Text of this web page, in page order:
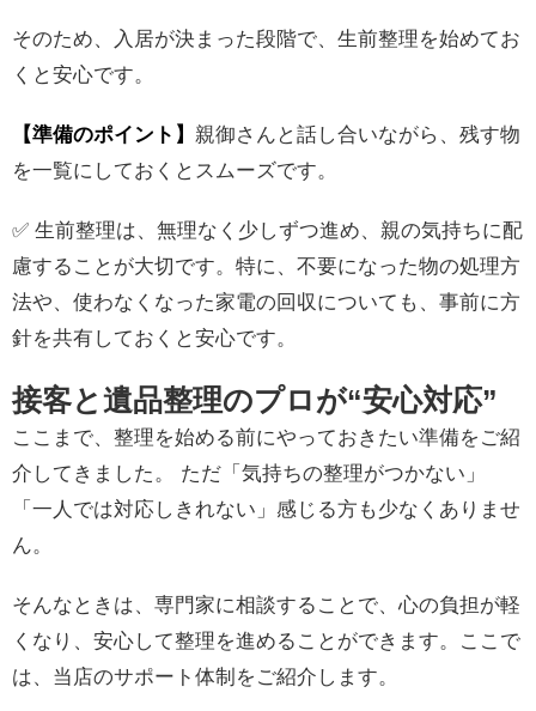
そのため、入居が決まった段階で、生前整理を始めてお
くと安心です。
【準備のポイント】親御さんと話し合いながら、残す物
を一覧にしておくとスムーズです。
✅ 生前整理は、無理なく少しずつ進め、親の気持ちに配
慮することが大切です。特に、不要になった物の処理方
法や、使わなくなった家電の回収についても、事前に方
針を共有しておくと安心です。
接客と遺品整理のプロが“安心対応”
ここまで、整理を始める前にやっておきたい準備をご紹
介してきました。 ただ「気持ちの整理がつかない」
「一人では対応しきれない」感じる方も少なくありませ
ん。
そんなときは、専門家に相談することで、心の負担が軽
くなり、安心して整理を進めることができます。ここで
は、当店のサポート体制をご紹介します。